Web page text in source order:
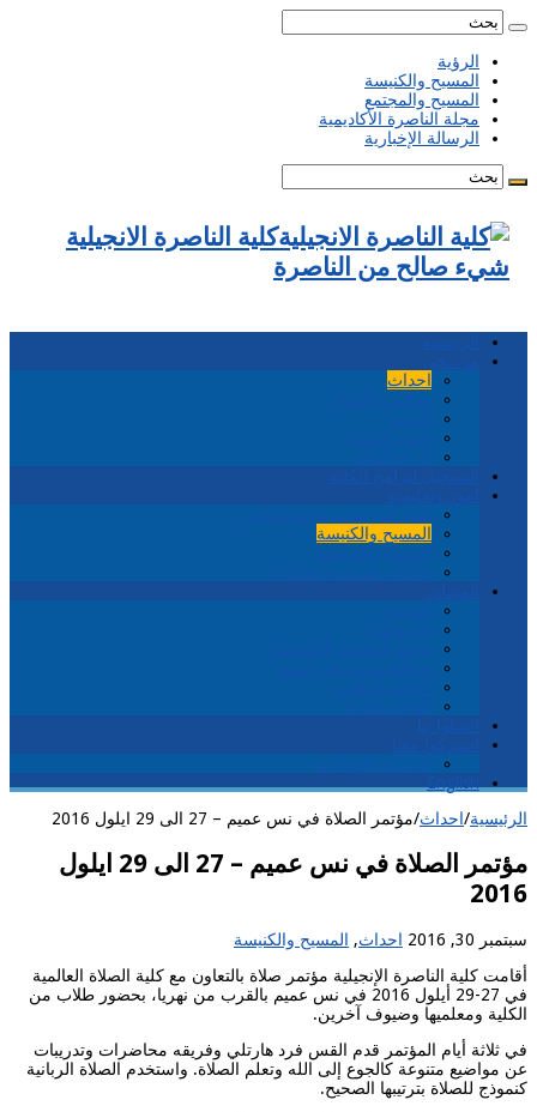
الرؤية
المسيح والكنيسة
المسيح والمجتمع
مجلة الناصرة الأكاديمية
الرسالة الإخبارية
كلية الناصرة الانجيلية
شيء صالح من الناصرة
احداث
المسيح والكنيسة
الرئيسية/احداث/مؤتمر الصلاة في نس عميم – 27 الى 29 ايلول 2016
مؤتمر الصلاة في نس عميم – 27 الى 29 ايلول
2016
سبتمبر 30, 2016 احداث, المسيح والكنيسة
أقامت كلية الناصرة الإنجيلية مؤتمر صلاة بالتعاون مع كلية الصلاة العالمية
في 27-29 أيلول 2016 في نس عميم بالقرب من نهريا، بحضور طلاب من
الكلية ومعلميها وضيوف آخرين.
في ثلاثة أيام المؤتمر قدم القس فرد هارتلي وفريقه محاضرات وتدريبات
عن مواضيع متنوعة كالجوع إلى الله وتعلم الصلاة. واستخدم الصلاة الربانية
كنموذج للصلاة بترتيبها الصحيح.